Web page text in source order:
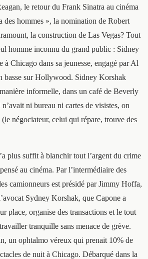
le retour du Frank Sinatra au cinéma
des hommes », la nomination de Robert
la construction de Las Vegas? Tout
homme inconnu du grand public : Sidney
à Chicago dans sa jeunesse, engagé par Al
basse sur Hollywood. Sidney Korshak
informelle, dans un café de Beverly
ni bureau ni cartes de visistes, on
négociateur, celui qui répare, trouve des
plus suffit à blanchir tout l’argent du crime
au cinéma. Par l’intermédiaire des
camionneurs est présidé par Jimmy Hoffa,
Sydney Korshak, que Capone a
place, organise des transactions et le tout
tranquille sans menace de grève.
un ophtalmo véreux qui prenait 10% de
de nuit à Chicago. Débarqué dans la